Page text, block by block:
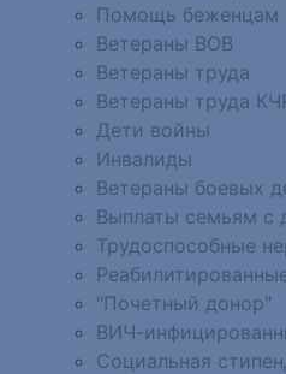
Помощь беженцам
Ветераны ВОВ
Ветераны труда
Ветераны труда
Дети войны
Инвалиды
Ветераны боевых
Выплаты семьям с
Трудоспособные
"Почетный донор"
ВИЧ-
Социальная